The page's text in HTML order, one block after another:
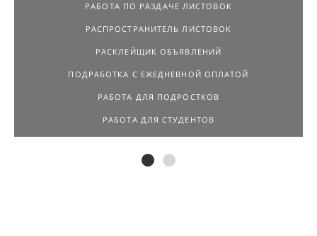
РАБОТА ПО РАЗДАЧЕ ЛИСТОВОК
РАСПРОСТРАНИТЕЛЬ ЛИСТОВОК
РАСКЛЕЙЩИК ОБЪЯВЛЕНИЙ
ПОДРАБОТКА С ЕЖЕДНЕВНОЙ ОПЛАТОЙ
РАБОТА ДЛЯ ПОДРОСТКОВ
РАБОТА ДЛЯ СТУДЕНТОВ